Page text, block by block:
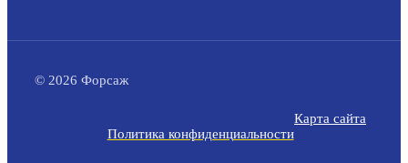
© 2026 Форсаж
Карта сайта
Политика конфиденциальности